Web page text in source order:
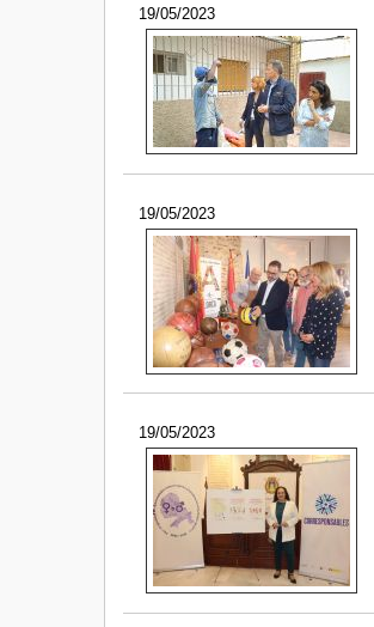
19/05/2023
19/05/2023
19/05/2023